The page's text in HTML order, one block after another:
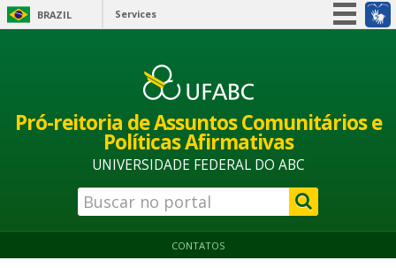
BRAZIL Services
Information access
Legislation
Information channels
Pró-reitoria de Assuntos Comunitários e
Políticas Afirmativas
UNIVERSIDADE FEDERAL DO ABC
CONTATOS